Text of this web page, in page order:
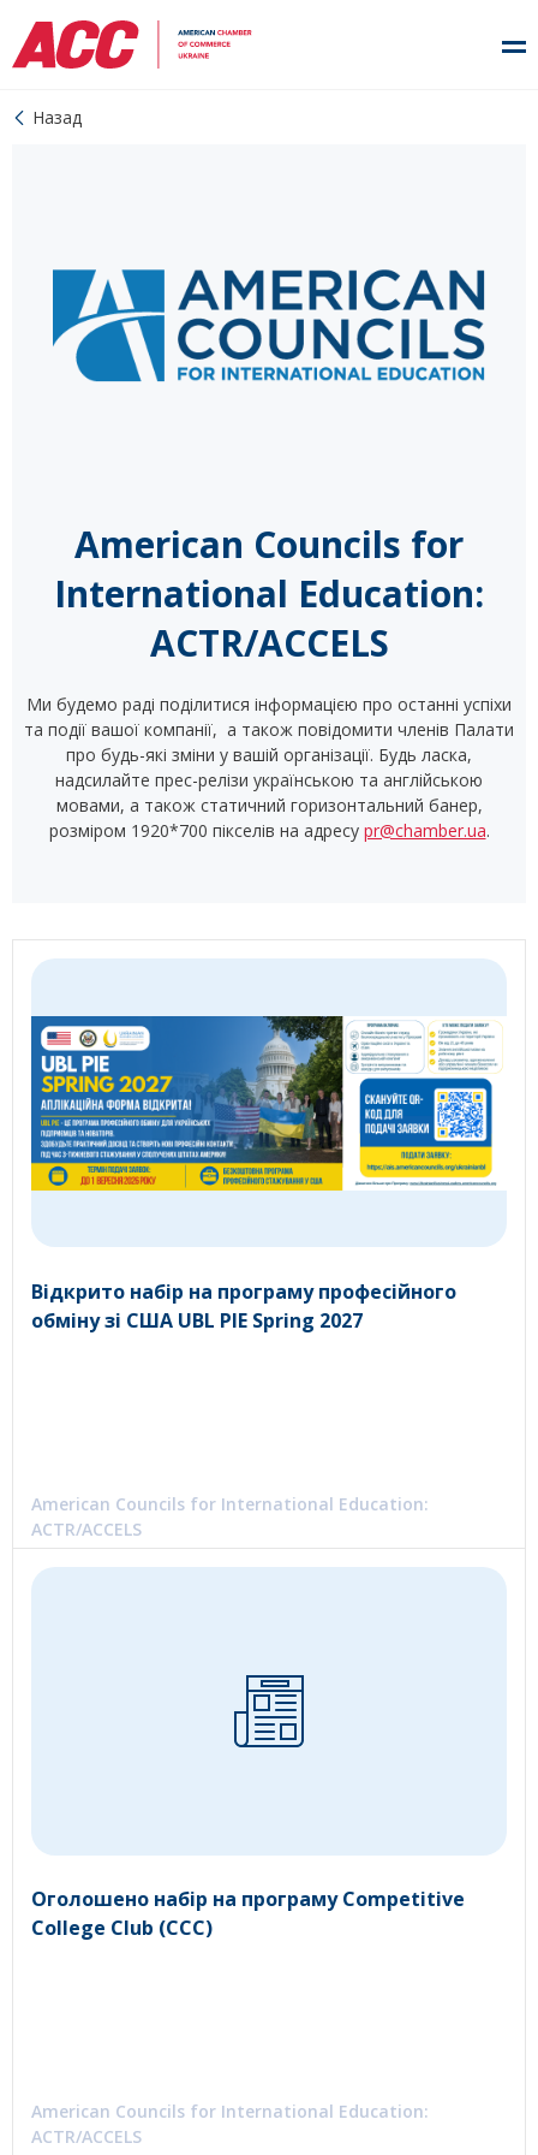
Назад
American Councils for
International Education:
ACTR/ACCELS
Ми будемо раді поділитися інформацією про останні успіхи
та події вашої компанії, а також повідомити членів Палати
про будь-які зміни у вашій організації. Будь ласка,
надсилайте прес-релізи українською та англійською
мовами, а також статичний горизонтальний банер,
розміром 1920*700 пікселів на адресу pr@chamber.ua.
Відкрито набір на програму професійного
обміну зі США UBL PIE Spring 2027
American Councils for International Education:
ACTR/ACCELS
Оголошено набір на програму Competitive
College Club (CCC)
American Councils for International Education:
ACTR/ACCELS